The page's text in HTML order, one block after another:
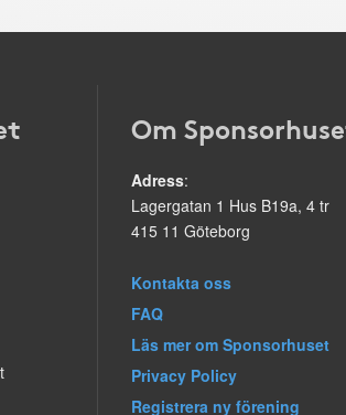
Om
Adress:
Lagergatan 1 Hus B19a, 4 tr
415 11 Göteborg
Kontakta oss
FAQ
Läs mer om Sponsorhuset
Privacy Policy
Registrera ny förening